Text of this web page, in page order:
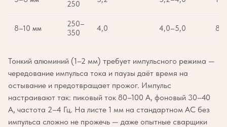
250
8–10 мм
250–
350
4,0 4,0–5,0
Тонкий алюминий (1–2 мм) требует импульсного режима —
чередование импульса тока и паузы даёт время на
остывание и предотвращает прожог. Импульс
настраивают так: пиковый ток 80–100 А, фоновый 30–40
А, частота 2–4 Гц. На листе 1 мм на стандартном AC без
импульса сложно не прожечь — даже опытные сварщики